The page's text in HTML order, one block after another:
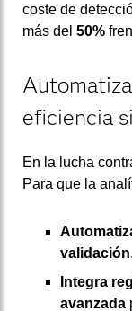
coste de
más del 50%
eficiencia
En la lucha
Para que la
validación.
Integra
avanzada